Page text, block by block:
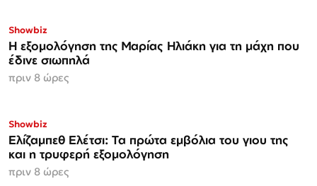
Showbiz
Η εξομολόγηση της Μαρίας Ηλιάκη για τη μάχη που
έδινε σιωπηλά
πριν 8 ώρες
Showbiz
Ελίζαμπεθ Ελέτσι: Τα πρώτα εμβόλια του γιου της
και η τρυφερή εξομολόγηση
πριν 8 ώρες